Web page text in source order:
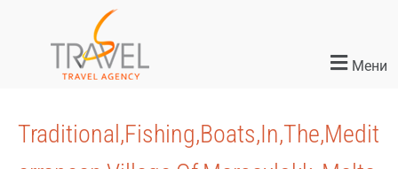
Мени
Traditional,Fishing,Boats,In,The,Medit